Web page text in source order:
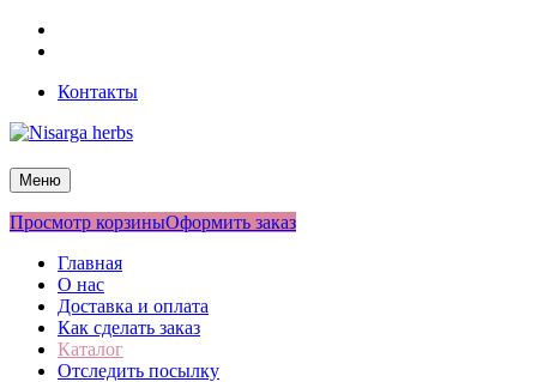
Перейти
Контакты
Nisarga herbs
Меню
Просмотр корзиныОформить заказ
Главная
О нас
Доставка и оплата
Как сделать заказ
Каталог
Отследить посылку